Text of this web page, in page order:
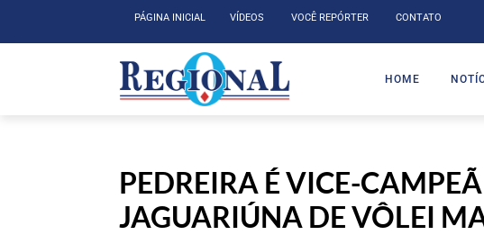
PÁGINA INICIAL VÍDEOS VOCÊ REPÓRTER CONTATO
HOME
PEDREIRA É VICE-
JAGUARIÚNA DE VÔLEI